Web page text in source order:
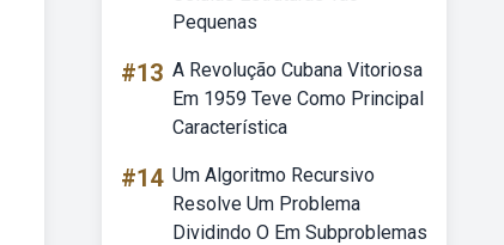
Pequenas
#13 A Revolução Cubana Vitoriosa
Em 1959 Teve Como Principal
Característica
#14 Um Algoritmo Recursivo
Resolve Um Problema
Dividindo O Em Subproblemas